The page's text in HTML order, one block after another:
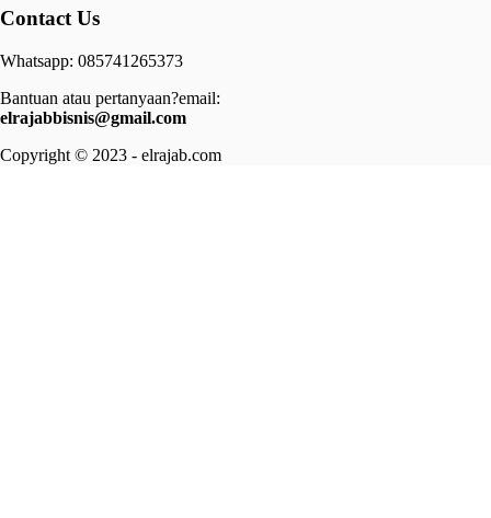
Contact Us
Whatsapp: 085741265373
Bantuan atau pertanyaan?email:
elrajabbisnis@gmail.com
Copyright © 2023 - elrajab.com